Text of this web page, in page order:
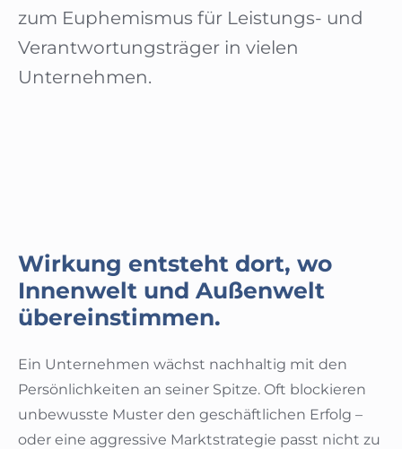
zum Euphemismus für Leistungs- und
Verantwortungsträger in vielen
Unternehmen.
Wirkung entsteht dort, wo
Innenwelt und Außenwelt
übereinstimmen.
Ein Unternehmen wächst nachhaltig mit den
Persönlichkeiten an seiner Spitze. Oft blockieren
unbewusste Muster den geschäftlichen Erfolg –
oder eine aggressive Marktstrategie passt nicht zu